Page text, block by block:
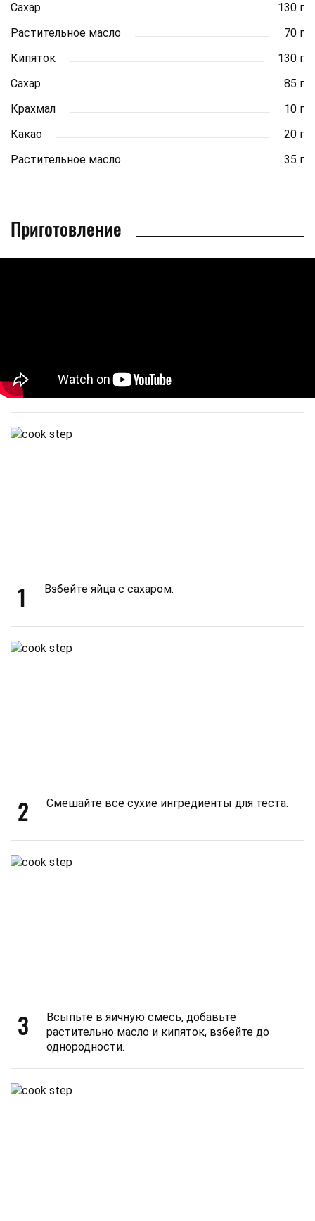
Сахар
130 г
Растительное масло
70 г
Кипяток
130 г
Сахар
85 г
Крахмал
10 г
Какао
20 г
Растительное масло
35 г
Приготовление
1 Взбейте яйца с сахаром.
2 Смешайте все сухие ингредиенты для теста.
3
Всыпьте в яичную смесь, добавьте
растительно масло и кипяток, взбейте до
однородности.